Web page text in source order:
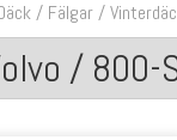
/ Fälgar /
/